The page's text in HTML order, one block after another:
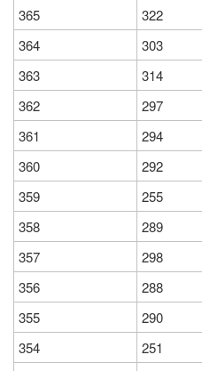
365
322
364
303
363
314
362
297
361
294
360
292
359
255
358
289
357
298
356
288
355
290
354
251